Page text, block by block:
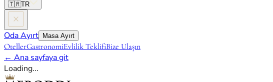
🇹🇷TR
Oda Ayırt Masa Ayırt
OtellerGastronomiEvlilik TeklifiBize Ulaşın
← Ana sayfaya git
Loading...